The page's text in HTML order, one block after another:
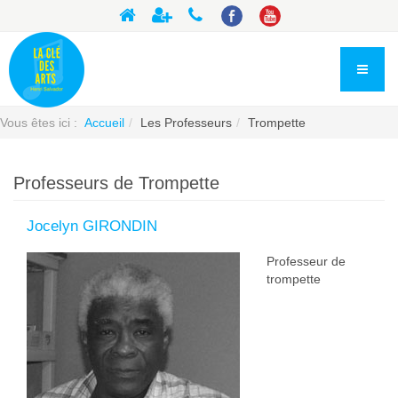
Vous êtes ici : Accueil Les Professeurs Trompette
Professeurs de Trompette
Jocelyn GIRONDIN
Professeur de
trompette